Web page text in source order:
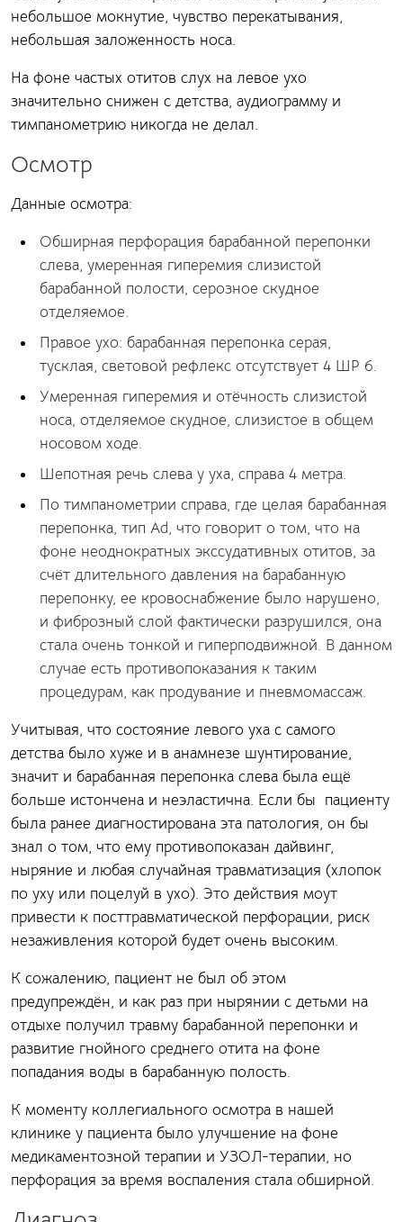
небольшое мокнутие, чувство перекатывания,
небольшая заложенность носа.
На фоне частых отитов слух на левое ухо
значительно снижен с детства, аудиограмму и
тимпанометрию никогда не делал.
Осмотр
Данные осмотра:
Обширная перфорация барабанной перепонки
слева, умеренная гиперемия слизистой
барабанной полости, серозное скудное
отделяемое.
Правое ухо: барабанная перепонка серая,
тусклая, световой рефлекс отсутствует 4 ШР 6.
Умеренная гиперемия и отёчность слизистой
носа, отделяемое скудное, слизистое в общем
носовом ходе.
Шепотная речь слева у уха, справа 4 метра.
По тимпанометрии справа, где целая барабанная
перепонка, тип Аd, что говорит о том, что на
фоне неоднократных экссудативных отитов, за
счёт длительного давления на барабанную
перепонку, ее кровоснабжение было нарушено,
и фиброзный слой фактически разрушился, она
стала очень тонкой и гиперподвижной. В данном
случае есть противопоказания к таким
процедурам, как продувание и пневмомассаж.
Учитывая, что состояние левого уха с самого
детства было хуже и в анамнезе шунтирование,
значит и барабанная перепонка слева была ещё
больше истончена и неэластична. Если бы пациенту
была ранее диагностирована эта патология, он бы
знал о том, что ему противопоказан дайвинг,
ныряние и любая случайная травматизация (хлопок
по уху или поцелуй в ухо). Это действия моут
привести к посттравматической перфорации, риск
незаживления которой будет очень высоким.
К сожалению, пациент не был об этом
предупреждён, и как раз при нырянии с детьми на
отдыхе получил травму барабанной перепонки и
развитие гнойного среднего отита на фоне
попадания воды в барабанную полость.
К моменту коллегиального осмотра в нашей
клинике у пациента было улучшение на фоне
медикаментозной терапии и УЗОЛ-терапии, но
перфорация за время воспаления стала обширной.